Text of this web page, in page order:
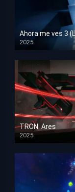
Ahora me ves 3
2025
HD 1080p
TRON: Ares
2025
HD 1080p